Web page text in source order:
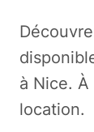
à Nice.
location.